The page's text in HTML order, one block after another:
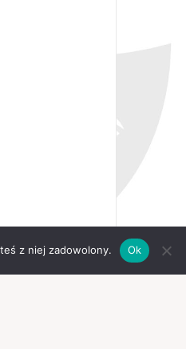
z niej zadowolony. Ok